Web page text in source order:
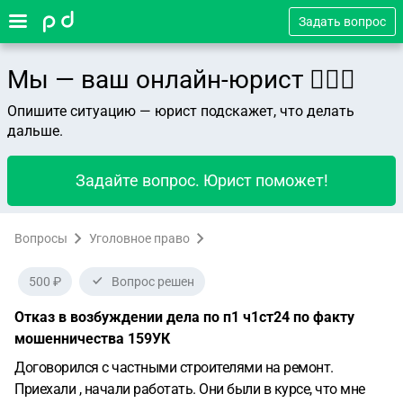
Задать вопрос
Мы — ваш онлайн-юрист 👨🏻‍⚖️
Опишите ситуацию — юрист подскажет, что делать
дальше.
Задайте вопрос. Юрист поможет!
Вопросы Уголовное право
500 ₽ Вопрос решен
Отказ в возбуждении дела по п1 ч1ст24 по факту
мошенничества 159УК
Договорился с частными строителями на ремонт.
Приехали , начали работать. Они были в курсе, что мне